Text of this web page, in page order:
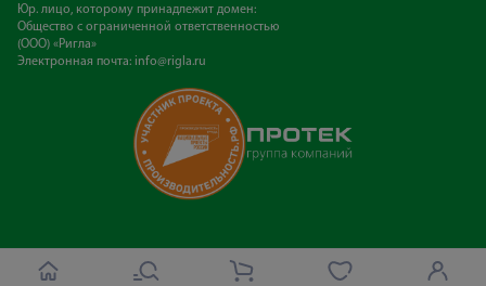
Юр. лицо, которому принадлежит домен:
Общество с ограниченной ответственностью
(ООО) «Ригла»
Электронная почта: info@rigla.ru